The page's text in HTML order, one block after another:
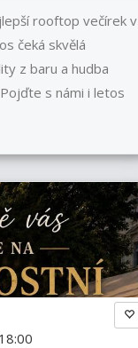
rooftop večírek v
čeká skvělá
z baru a hudba
s námi i letos